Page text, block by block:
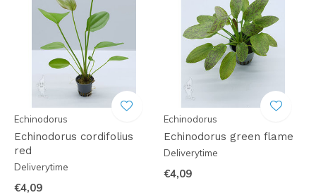
Echinodorus
Echinodorus cordifolius
red
Deliverytime
€4,09
Echinodorus
Echinodorus green flame
Deliverytime
€4,09